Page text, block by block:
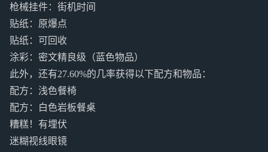
枪械挂件：街机时间
贴纸：原爆点
贴纸：可回收
涂彩：密文精良级（蓝色物品）
此外，还有27.60%的几率获得以下配方和物品：
配方：浅色餐椅
配方：白色岩板餐桌
糟糕！有埋伏
迷糊视线眼镜